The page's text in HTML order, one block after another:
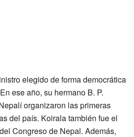
elegido de forma democrática
ese año, su hermano B. P.
organizaron las primeras
del país. Koirala también fue el
Congreso de Nepal. Además,